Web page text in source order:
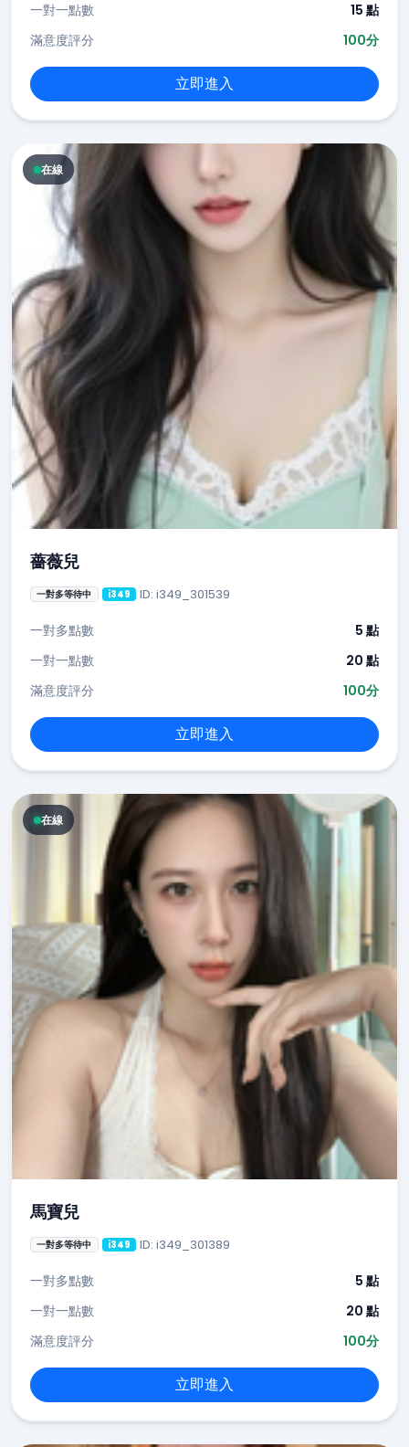
一對一點數
15 點
滿意度評分
100分
立即進入
在線
薔薇兒
一對多等待中 i349 ID: i349_301539
一對多點數
5 點
一對一點數
20 點
滿意度評分
100分
立即進入
在線
馬寶兒
一對多等待中 i349 ID: i349_301389
一對多點數
5 點
一對一點數
20 點
滿意度評分
100分
立即進入